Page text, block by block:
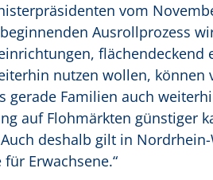
vom
Ausrollprozess
flächendeckend
nutzen wollen, können
gerade Familien auch
auf Flohmärkten günstiger
deshalb gilt in
Erwachsene.“